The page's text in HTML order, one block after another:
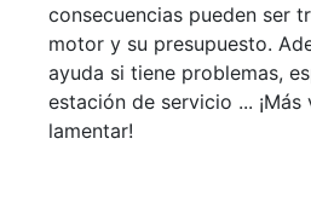
consecuencias pueden ser
motor y su presupuesto.
ayuda si tiene problemas,
estación de servicio ...
lamentar!